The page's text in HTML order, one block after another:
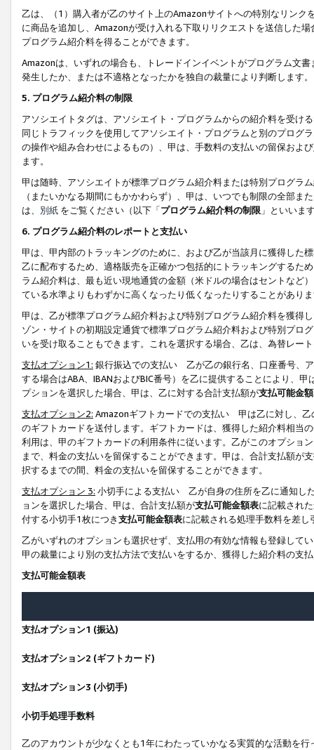
乙は、（1）購入者が乙のサイト上のAmazonサイトへの特別なリン
に商品を追加し、Amazonが受け入れる下取りリクエストを送信した
プログラム紹介料を得ることができます。
Amazonは、いずれの場合も、トレードインイベントがプログラム文
発生したか、または不適格となったかを独自の裁量により判断します。
5. プログラム紹介料の制限
アソシエイトタグは、アソシエイト・プログラムからの紹介料を受け
同じトラフィックを使用してアソシエイト・プログラムと別のプログ
の操作や組み合わせによるもの）、甲は、手数料の支払いの留保およ
ます。
甲は随時、アソシエイトが標準プログラム紹介料または特別プログラ
（またいかなる期間にもかかわらず）、甲は、いつでも制限の全部
は、 別紙 をご覧ください（以下「プログラム紹介料の制限 」といいま
6. プログラム紹介料のレポートと支払い
甲は、甲内部のトラッキングのために、および乙が当該月に獲得した
乙に配布するため、適格販売を正確かつ包括的にトラッキングするた
ラム紹介料は、最も近い現地通貨の金額（米ドルの場合はセントなど
ている水準よりもわずかに高くなったり低くなったりすることがあり
甲は、乙が標準プログラム紹介料および特別プログラム紹介料を獲得
ゾン・サイトの初期設定通貨で標準プログラム紹介料および特別プロ
いを受け取ることもできます。これを選択する場合、乙は、為替レー
支払オプション1: 銀行振込での支払い 乙が乙の銀行名、口座番号、
する場合はABA、IBANおよびBIC番号）を乙に提供することにより、
プションを選択した場合、甲は、乙に対する合計支払額が支払可能金
支払オプション2: Amazonギフトカードでの支払い 甲は乙に対し、乙
のギフトカードを送付します。ギフトカードは、獲得した紹介料相当
利用は、甲のギフトカードの利用条件に従います。乙がこのオプショ
まで、料金の支払いを留保することができます。甲は、合計支払額が
択するまでの間、料金の支払いを留保することができます。
支払オプション 3: 小切手による支払い 乙が自身の住所を乙に通知し
ョンを選択した場合、甲は、合計支払額が支払可能金額表に記載され
付する小切手1枚につき支払可能金額表に記載される処理手数料を差し
乙がいずれのオプションも選択せず、支払用の有効な情報も登録して
甲の裁量により別の支払方法で支払いをするか、獲得した紹介料の支
支払可能金額表
支払オプション1 (振込)
支払オプション2 (ギフトカード)
支払オプション3 (小切手)
小切手処理手数料
乙のアカウントが少なくとも1年にわたっていかなる実質的な活動を